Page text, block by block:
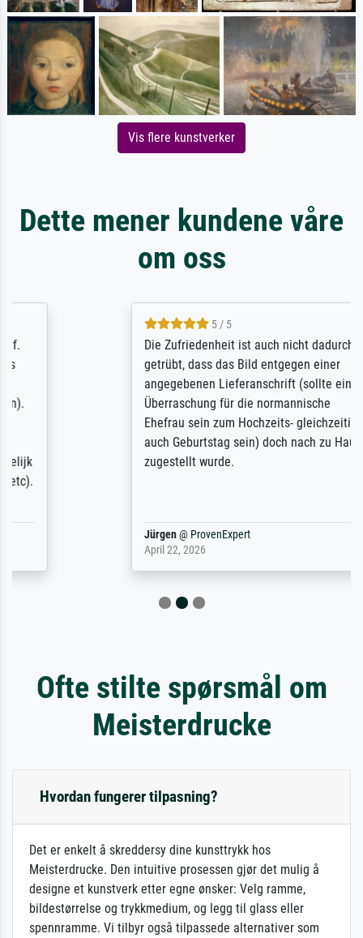
Vis flere kunstverker
Dette mener kundene våre
om oss
5 / 5
Die Zufriedenheit ist auch nicht dadurch
getrübt, dass das Bild entgegen einer
angegebenen Lieferanschrift (sollte eine
Überraschung für die normannische
Ehefrau sein zum Hochzeits- gleichzeitig
auch Geburtstag sein) doch nach zu Hause
zugestellt wurde.
ProvenExpert
Ofte stilte spørsmål om
Meisterdrucke
Hvordan fungerer tilpasning?
Det er enkelt å skreddersy dine kunsttrykk hos
Meisterdrucke. Den intuitive prosessen gjør det mulig å
designe et kunstverk etter egne ønsker: Velg ramme,
bildestørrelse og trykkmedium, og legg til glass eller
spennramme. Vi tilbyr også tilpassede alternativer som